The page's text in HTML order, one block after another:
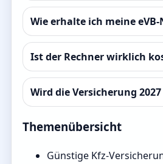
Wie erhalte ich meine
Ist der Rechner wirklich
Wird die Versicherung
Themenübersicht
Günstige Kfz-